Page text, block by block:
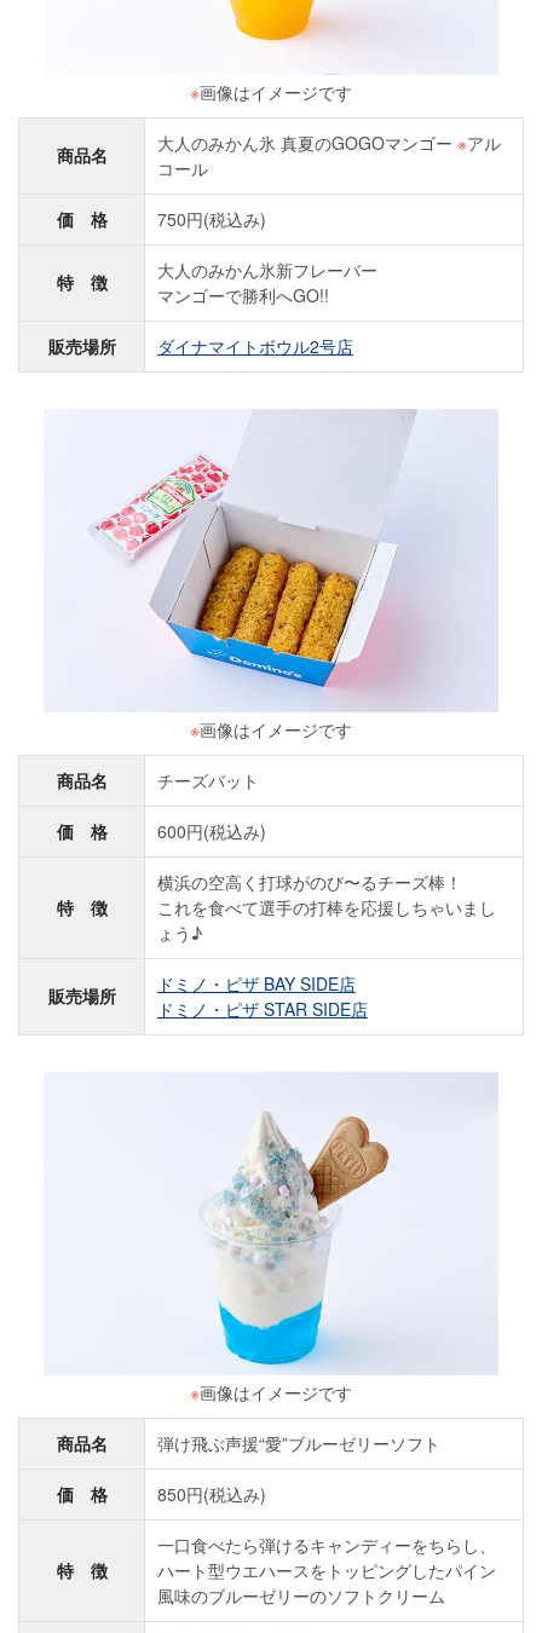
※画像はイメージです
商品名 大人のみかん氷 真夏のGOGOマンゴー ※アル
コール
価 格 750円(税込み)
特 徴
大人のみかん氷新フレーバー
マンゴーで勝利へGO!!
販売場所 ダイナマイトボウル2号店
※画像はイメージです
商品名 チーズバット
価 格 600円(税込み)
特 徴
横浜の空高く打球がのび〜るチーズ棒！
これを食べて選手の打棒を応援しちゃいまし
ょう♪
販売場所
ドミノ・ピザ BAY SIDE店
ドミノ・ピザ STAR SIDE店
※画像はイメージです
商品名 弾け飛ぶ声援“愛”ブルーゼリーソフト
価 格 850円(税込み)
特 徴
一口食べたら弾けるキャンディーをちらし、
ハート型ウエハースをトッピングしたパイン
風味のブルーゼリーのソフトクリーム